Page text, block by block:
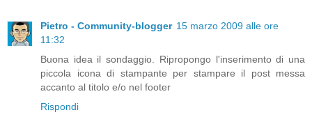
Pietro - Community-blogger 15 marzo 2009 alle ore
11:32
Buona idea il sondaggio. Ripropongo l'inserimento di una
piccola icona di stampante per stampare il post messa
accanto al titolo e/o nel footer
Rispondi